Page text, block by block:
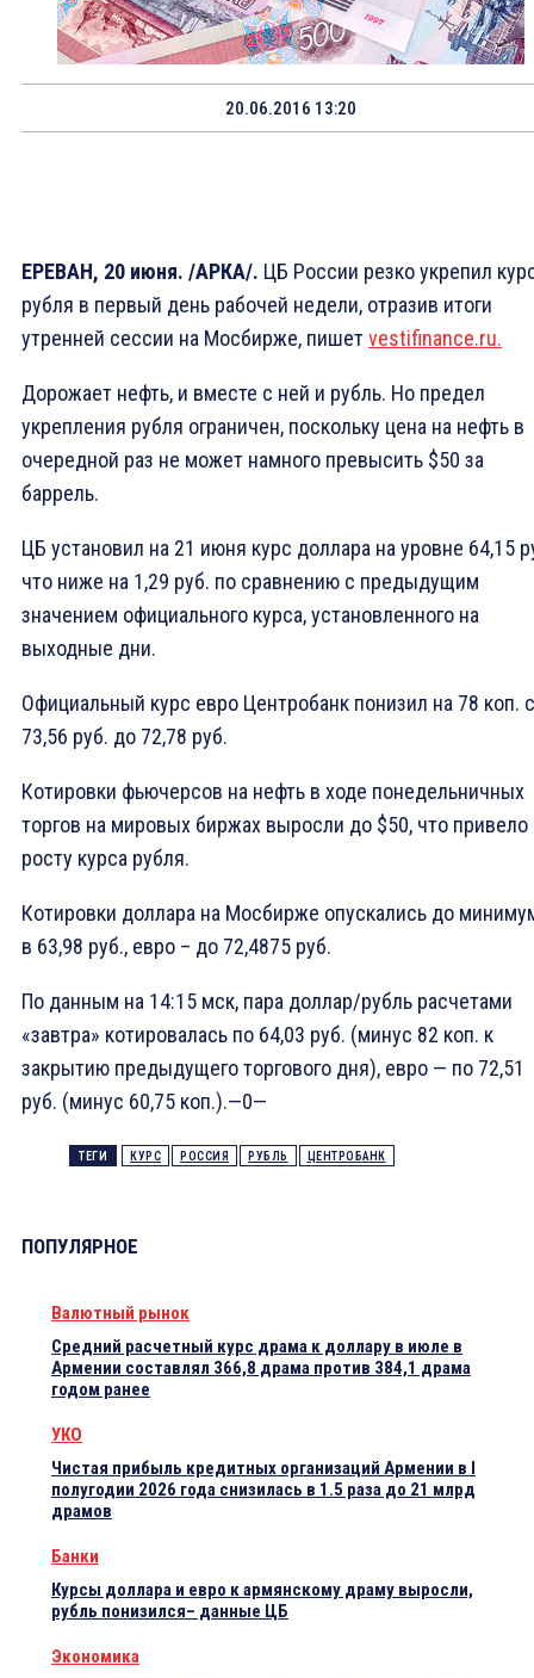
20.06.2016 13:20
ЕРЕВАН, 20 июня. /АРКА/. ЦБ России резко укрепил
рубля в первый день рабочей недели, отразив итоги
утренней сессии на Мосбирже, пишетvestifinance.ru.
Дорожает нефть, и вместе с ней и рубль. Но предел
укрепления рубля ограничен, поскольку цена на нефть в
очередной раз не может намного превысить $50 за
баррель.
ЦБ установил на 21 июня курс доллара на уровне 64,15
что ниже на 1,29 руб. по сравнению с предыдущим
значением официального курса, установленного на
выходные дни.
Официальный курс евро Центробанк понизил на 78 коп. с
73,56 руб. до 72,78 руб.
Котировки фьючерсов на нефть в ходе понедельничных
торгов на мировых биржах выросли до $50, что привело
росту курса рубля.
Котировки доллара на Мосбирже опускались до
в 63,98 руб., евро – до 72,4875 руб.
По данным на 14:15 мск, пара доллар/рубль расчетами
«завтра» котировалась по 64,03 руб. (минус 82 коп. к
закрытию предыдущего торгового дня), евро — по 72,51
руб. (минус 60,75 коп.).—0—
ТЕГИ КУРС РОССИЯ РУБЛЬ ЦЕНТРОБАНК
ПОПУЛЯРНОЕ
Валютный рынок
Средний расчетный курс драма к доллару в июле в
Армении составлял 366,8 драма против 384,1 драма
годом ранее
УКО
Чистая прибыль кредитных организаций Армении в I
полугодии 2026 года снизилась в 1.5 раза до 21 млрд
драмов
Банки
Курсы доллара и евро к армянскому драму выросли,
рубль понизился– данные ЦБ
Экономика